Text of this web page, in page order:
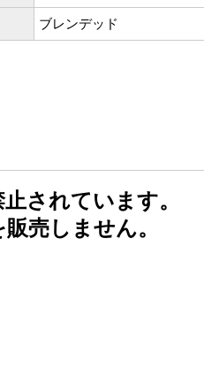
ブレンデッド
されています。
売しません。